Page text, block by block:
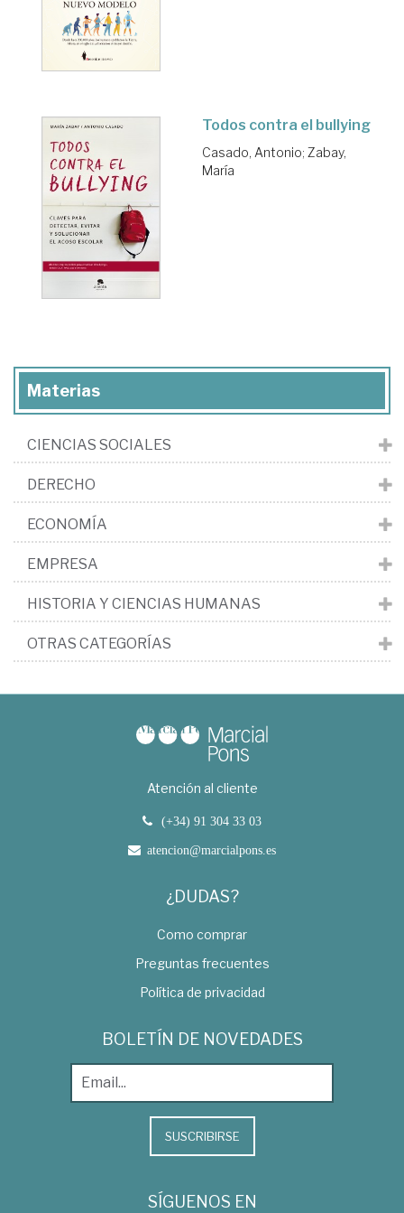
Todos contra el bullying
Casado, Antonio; Zabay,
María
Materias
CIENCIAS SOCIALES
DERECHO
ECONOMÍA
EMPRESA
HISTORIA Y CIENCIAS HUMANAS
OTRAS CATEGORÍAS
Atención al cliente
(+34) 91 304 33 03
atencion@marcialpons.es
¿DUDAS?
Como comprar
Preguntas frecuentes
Política de privacidad
BOLETÍN DE NOVEDADES
SUSCRIBIRSE
SÍGUENOS EN